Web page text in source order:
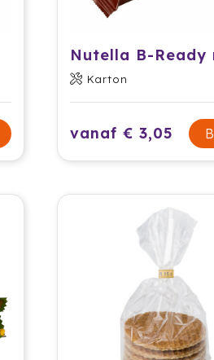
Nutella B-Ready
Karton
vanaf € 3,05